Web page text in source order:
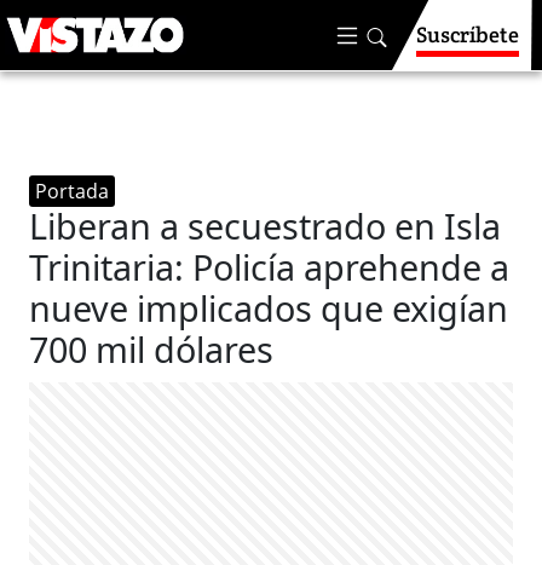
Suscríbete
Portada
Liberan a secuestrado en Isla
Trinitaria: Policía aprehende a
nueve implicados que exigían
700 mil dólares